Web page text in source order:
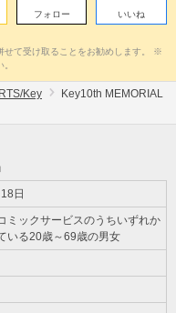
フォロー いいね
せて受け取ることをお勧めします。 ※
Key
Key10th MEMORIAL
日
ミックサービスのうちいずれか
いる20歳～69歳の男女